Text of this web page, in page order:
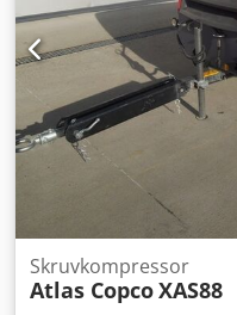
Skruvkompressor
Atlas CopcoXAS88